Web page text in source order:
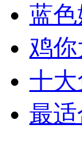
蓝
鸡
十
最